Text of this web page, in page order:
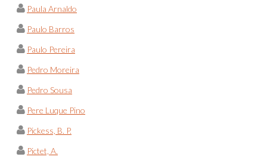
Paula Arnaldo
Paulo Barros
Paulo Pereira
Pedro Moreira
Pedro Sousa
Pere Luque Pino
Pickess, B. P.
Pictet, A.